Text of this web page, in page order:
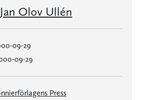
Jan Olov Ullén
09-29
09-29
Press